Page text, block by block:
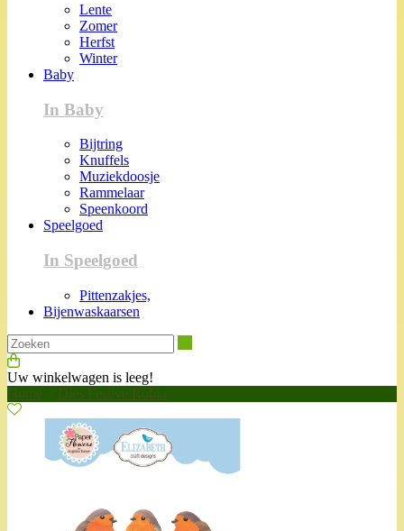
Lente
Zomer
Herfst
Winter
Baby
In Baby
Bijtring
Knuffels
Muziekdoosje
Rammelaar
Speenkoord
Speelgoed
In Speelgoed
Pittenzakjes,
Bijenwaskaarsen
Uw winkelwagen is leeg!
Home
Dies Festive Robin